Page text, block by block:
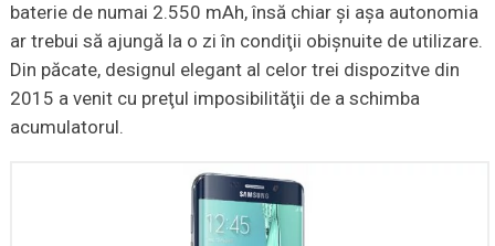
baterie de numai 2.550 mAh, însă chiar şi aşa autonomia
ar trebui să ajungă la o zi în condiţii obişnuite de utilizare.
Din păcate, designul elegant al celor trei dispozitve din
2015 a venit cu preţul imposibilităţii de a schimba
acumulatorul.